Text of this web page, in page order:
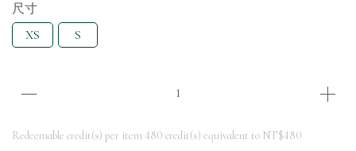
尺寸
XS
S
Redeemable credit(s) per item 480 credit(s) equivalent to NT$480